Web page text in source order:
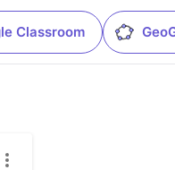
Classroom